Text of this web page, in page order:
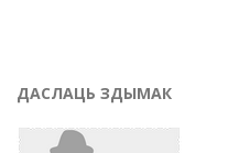
ДАСЛАЦЬ ЗДЫМАК